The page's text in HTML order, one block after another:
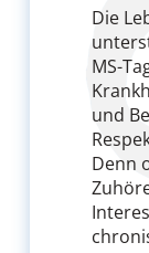
Die
MS-
und
Denn